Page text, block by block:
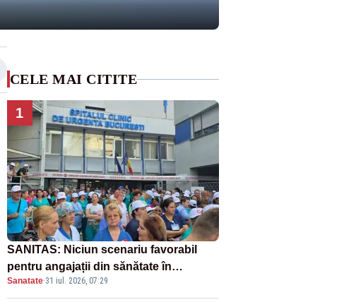
CELE MAI CITITE
1
SANITAS: Niciun scenariu favorabil
pentru angajații din sănătate în
proiectul Legii salarizării
Sanatate·31 iul. 2026, 07:29